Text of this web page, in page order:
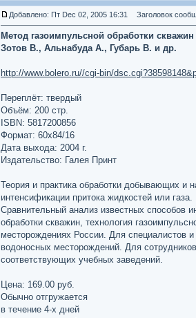
Добавлено: Пт Dec 02, 2005 16:31 Заголовок
Метод газоимпульсной обработки скважин
Зотов В., Альнабуда А., Губарь В. и др.
http://www.bolero.ru//cgi-bin/
Переплёт: твердый
Объём: 200 стр.
ISBN: 5817200856
Формат: 60х84/16
Дата выхода: 2004 г.
Издательство: Галея Принт
Теория и практика обработки добывающих и
интенсификации притока жидкостей или газа.
Сравнительный анализ известных способов
обработки скважин, технология
месторождениях России. Для специалистов
водоносных месторождений. Для
соответствующих учебных заведений.
Цена: 169.00 руб.
Обычно отгружается
в течение 4-х дней